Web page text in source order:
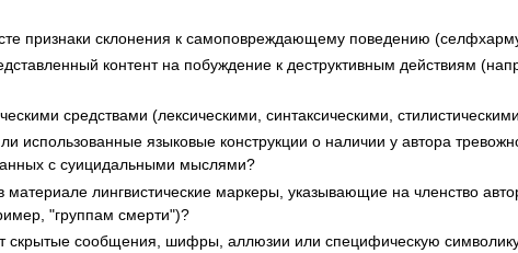
признаки склонения к самоповреждающему поведению
контент на побуждение к деструктивным действиям
средствами (лексическими, синтаксическими,
использованные языковые конструкции о наличии у автора
с суицидальными мыслями?
материале лингвистические маркеры, указывающие на членство
"группам смерти")?
скрытые сообщения, шифры, аллюзии или специфическую